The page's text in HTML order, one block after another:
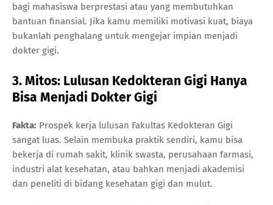
bagi mahasiswa berprestasi atau yang membutuhkan
bantuan finansial. Jika kamu memiliki motivasi kuat, biaya
bukanlah penghalang untuk mengejar impian menjadi
dokter gigi.
3. Mitos: Lulusan Kedokteran Gigi Hanya
Bisa Menjadi Dokter Gigi
Fakta: Prospek kerja lulusan Fakultas Kedokteran Gigi
sangat luas. Selain membuka praktik sendiri, kamu bisa
bekerja di rumah sakit, klinik swasta, perusahaan farmasi,
industri alat kesehatan, atau bahkan menjadi akademisi
dan peneliti di bidang kesehatan gigi dan mulut.